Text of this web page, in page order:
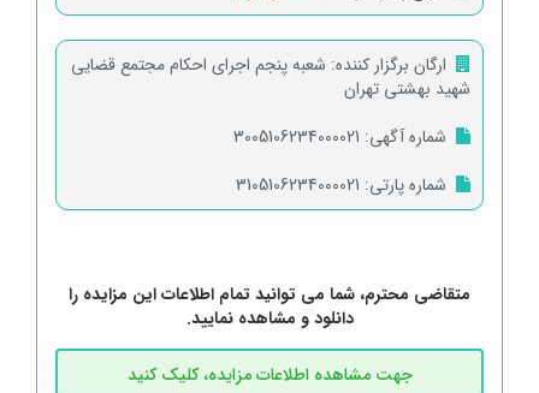
ارگان برگزار کننده: شعبه پنجم اجرای احکام مجتمع قضایی
شهید بهشتی تهران
شماره آگهی: 3005106234000021
شماره پارتی: 3105106234000021
متقاضی محترم، شما می توانید تمام اطلاعات این مزایده را
دانلود و مشاهده نمایید.